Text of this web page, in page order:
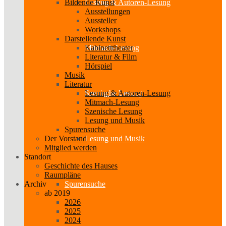
Lesung & Autoren-Lesung
Mitmach-Lesung
Szenische Lesung
Lesung und Musik
Spurensuche
Bildende Kunst
Ausstellungen
Aussteller
Workshops
Darstellende Kunst
Kabinetttheater
Literatur & Film
Hörspiel
Musik
Literatur
Lesung & Autoren-Lesung
Mitmach-Lesung
Szenische Lesung
Lesung und Musik
Spurensuche
Der Vorstand
Mitglied werden
Standort
Geschichte des Hauses
Raumpläne
Archiv
ab 2019
2026
2025
2024